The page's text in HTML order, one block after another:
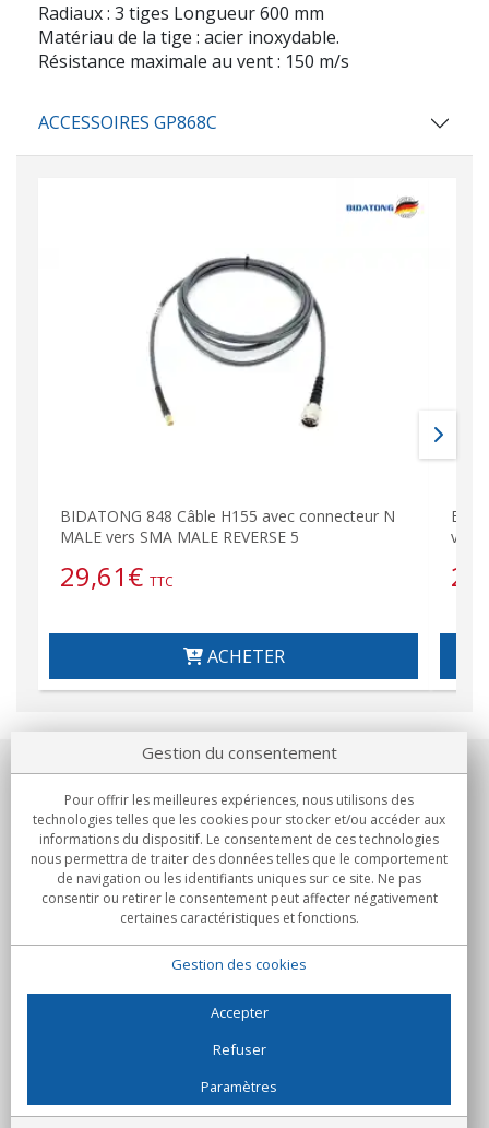
Radiaux : 3 tiges Longueur 600 mm
Matériau de la tige : acier inoxydable.
Résistance maximale au vent : 150 m/s
ACCESSOIRES GP868C
BIDATONG 848 Câble H155 avec connecteur N
MALE vers SMA MALE REVERSE 5
29,61€ TTC
ACHETER
vers
Notre société
Engagements
Achats
C/Flassaders, 13, Nave 6, 08130 Santa Perpètua de Mogoda
(Barcelone) - Espagne
Gestion du consentement
Pour offrir les meilleures expériences, nous utilisons des
technologies telles que les cookies pour stocker et/ou accéder aux
informations du dispositif. Le consentement de ces technologies
nous permettra de traiter des données telles que le comportement
de navigation ou les identifiants uniques sur ce site. Ne pas
consentir ou retirer le consentement peut affecter négativement
certaines caractéristiques et fonctions.
Gestion des cookies
Accepter
Refuser
Paramètres